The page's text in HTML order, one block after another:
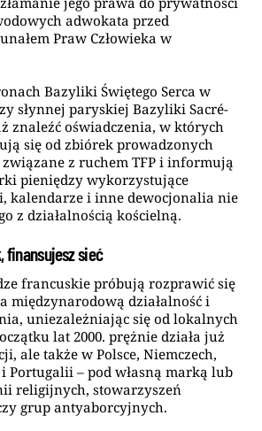
adwokata przed
Praw Człowieka w
Bazyliki Świętego Serca w
słynnej paryskiej Bazyliki Sacré-
znaleźć oświadczenia, w których
się od zbiórek prowadzonych
z ruchem TFP i informują
pieniędzy wykorzystujące
kalendarze i inne dewocjonalia nie
z działalnością kościelną.
finansujesz sieć
francuskie próbują rozprawić się
międzynarodową działalność i
uniezależniając się od lokalnych
lat 2000. prężnie działa już
ale także w Polsce, Niemczech,
Portugalii – pod własną marką lub
religijnych, stowarzyszeń
grup antyaborcyjnych.